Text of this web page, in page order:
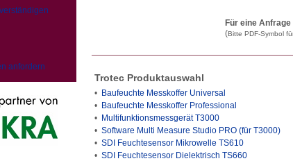
Für eine
(Bitte PDF-Symbol
Trotec Produktauswahl
• Baufeuchte Messkoffer Universal
• Baufeuchte Messkoffer Professional
• Multifunktionsmessgerät T3000
• Software Multi Measure Studio PRO (für T3000)
• SDI Feuchtesensor Mikrowelle TS610
• SDI Feuchtesensor Dielektrisch TS660